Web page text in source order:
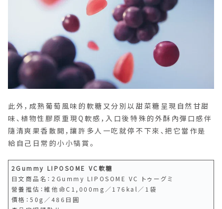
此外，成熟葡萄風味的軟糖又分別以甜菜糖呈現自然甘甜
味、植物性膠原重現Q軟感，入口後特殊的外酥內彈口感伴
隨清爽果香散開，讓許多人一吃就停不下來、把它當作是
給自己日常的小小犒賞。
2Gummy LIPOSOME VC軟糖
日文商品名：2Gummy LIPOSOME VC トゥーグミ
營養推估：維他命C1,000mg／176kal／1袋
價格：50g／486日圓